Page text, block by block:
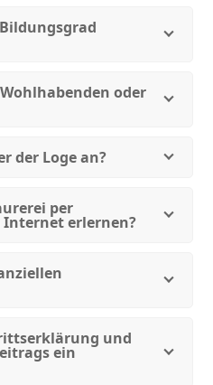
oder
der Loge an?
per
erlernen?
und
ein